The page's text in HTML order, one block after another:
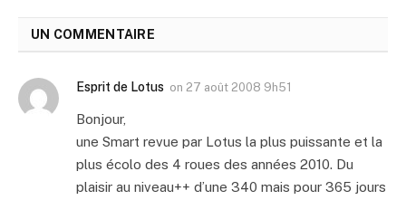
UN COMMENTAIRE
Esprit de Lotus on 27 août 2008 9h51
Bonjour,
une Smart revue par Lotus la plus puissante et la
plus écolo des 4 roues des années 2010. Du
plaisir au niveau++ d’une 340 mais pour 365 jours